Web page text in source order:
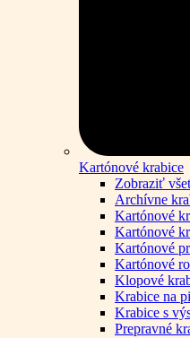
Kartónové krabice
Zobraziť
Archívne
Kartónové
Kartónové
Kartónové
Kartónové
Klopové
Krabice na
Krabice s
Prepravné